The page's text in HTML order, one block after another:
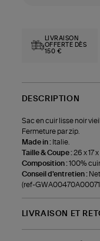
LIVRAISON
OFFERTE DÈS
150 €
DESCRIPTION
Sac en cuir lisse noir
Fermeture par zip.
Made in : Italie.
Taille & Coupe :26 x 17
Composition :100% cuir.
Conseil d'entretien :
(ref-
LIVRAISON ET